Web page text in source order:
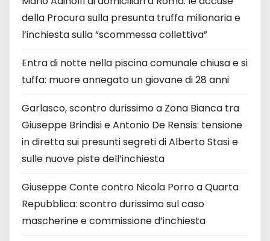
della Procura sulla presunta truffa milionaria e
l’inchiesta sulla “scommessa collettiva”
Entra di notte nella piscina comunale chiusa e si
tuffa: muore annegato un giovane di 28 anni
Garlasco, scontro durissimo a Zona Bianca tra
Giuseppe Brindisi e Antonio De Rensis: tensione
in diretta sui presunti segreti di Alberto Stasi e
sulle nuove piste dell’inchiesta
Giuseppe Conte contro Nicola Porro a Quarta
Repubblica: scontro durissimo sul caso
mascherine e commissione d’inchiesta